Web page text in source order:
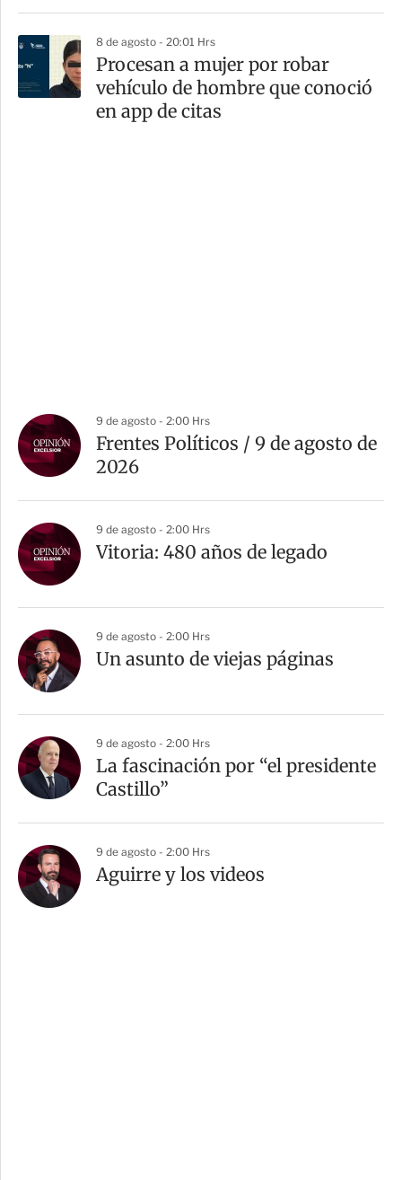
8 de agosto - 20:01 Hrs
Procesan a mujer por robar
vehículo de hombre que conoció
en app de citas
9 de agosto - 2:00 Hrs
Frentes Políticos / 9 de agosto de
2026
9 de agosto - 2:00 Hrs
Vitoria: 480 años de legado
9 de agosto - 2:00 Hrs
Un asunto de viejas páginas
9 de agosto - 2:00 Hrs
La fascinación por “el presidente
Castillo”
9 de agosto - 2:00 Hrs
Aguirre y los videos